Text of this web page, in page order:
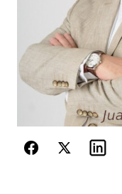
Este sitio
reCAPTCHA
privacidady
de Googlese
Enviar